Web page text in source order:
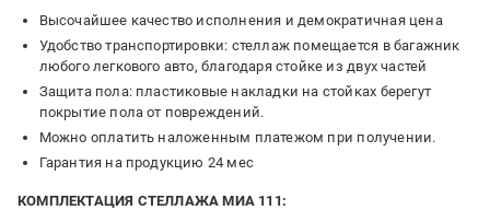
Высочайшее качество исполнения и демократичная цена
Удобство транспортировки: стеллаж помещается в багажник
любого легкового авто, благодаря стойке из двух частей
Защита пола: пластиковые накладки на стойках берегут
покрытие пола от повреждений.
Можно оплатить наложенным платежом при получении.
Гарантия на продукцию 24 мес
КОМПЛЕКТАЦИЯ СТЕЛЛАЖА МИА 111: